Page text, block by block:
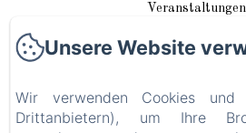
Veranstaltungen
In unserer Nähe
Anreise / Kontakt
Unsere Website
Wir verwenden Cookies
Drittanbietern), um Ihre